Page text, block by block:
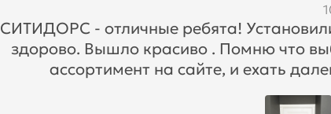
СИТИДОРС - отличные ребята!
здорово. Вышло красиво . Помню что
ассортимент на сайте, и ехать